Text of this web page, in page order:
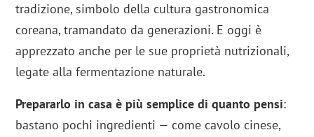
tradizione, simbolo della cultura gastronomica
coreana, tramandato da generazioni. E oggi è
apprezzato anche per le sue proprietà nutrizionali,
legate alla fermentazione naturale.
Prepararlo in casa è più semplice di quanto pensi:
bastano pochi ingredienti — come cavolo cinese,